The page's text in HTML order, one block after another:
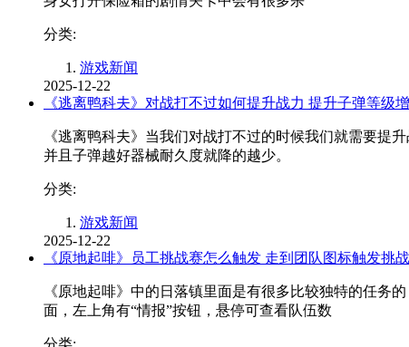
分类:
游戏新闻
2025-12-22
《逃离鸭科夫》对战打不过如何提升战力 提升子弹等级
《逃离鸭科夫》当我们对战打不过的时候我们就需要提
并且子弹越好器械耐久度就降的越少。
分类:
游戏新闻
2025-12-22
《原地起啡》员工挑战赛怎么触发 走到团队图标触发挑
《原地起啡》中的日落镇里面是有很多比较独特的任务
面，左上角有“情报”按钮，悬停可查看队伍数
分类: